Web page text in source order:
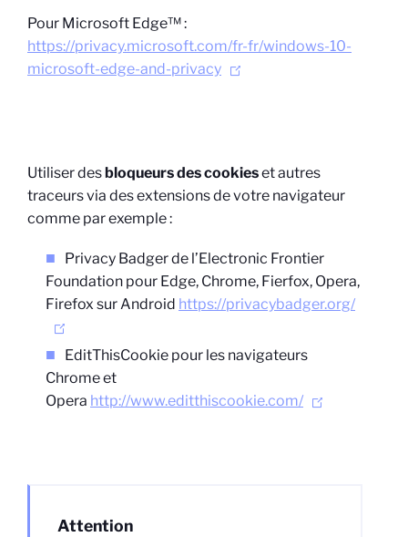
Pour Microsoft Edge™ :
https://privacy.microsoft.com/fr-fr/windows-10-
microsoft-edge-and-privacy
Utiliser des bloqueurs des cookieset autres
traceurs via des extensions de votre navigateur
comme par exemple :
Privacy Badger de l’Electronic Frontier
Foundation pour Edge, Chrome, Fierfox, Opera,
Firefox sur Android https://privacybadger.org/
EditThisCookie pour les navigateurs
Chrome et
Opera http://www.editthiscookie.com/
Attention